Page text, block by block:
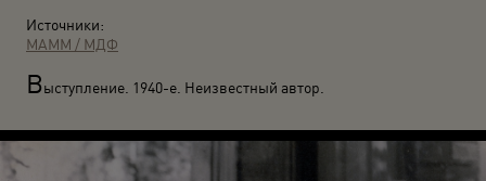
Источники:
МАММ / МДФ
Выступление. 1940-е. Неизвестный автор.